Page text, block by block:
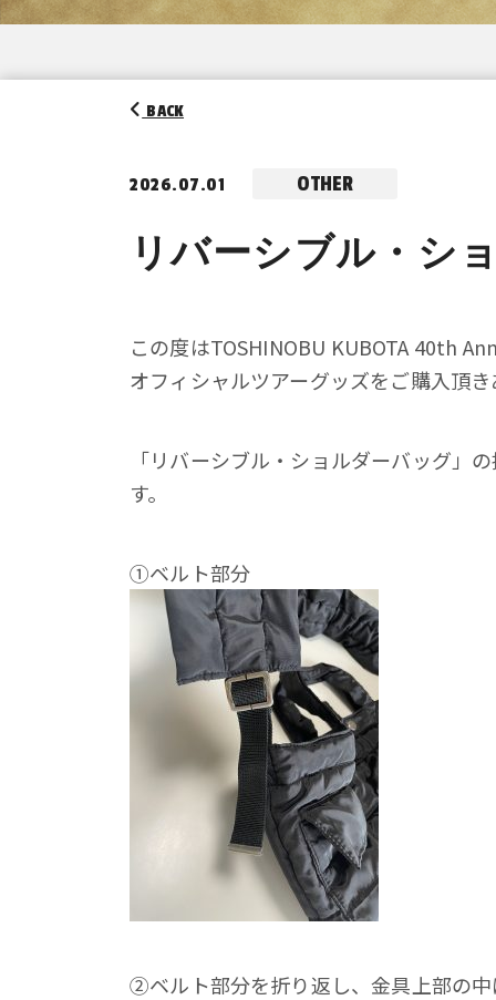
BACK
2026.07.01 OTHER
リバーシブル・シ
この度はTOSHINOBU KUBOTA 40th
オフィシャルツアーグッズをご購入頂き
「リバーシブル・ショルダーバッグ」
す。
①ベルト部分
②ベルト部分を折り返し、金具上部の中